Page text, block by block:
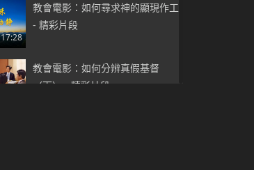
17:28
教會電影：如何尋求神的顯現作工
- 精彩片段
教會電影：如何分辨真假基督
（下） - 精彩片段